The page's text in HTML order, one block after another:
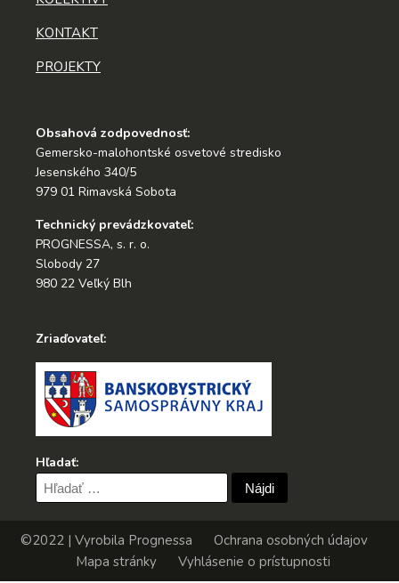
KONTAKT
PROJEKTY
Obsahová zodpovednosť:
Gemersko-malohontské osvetové stredisko
Jesenského 340/5
979 01 Rimavská Sobota
Technický prevádzkovateľ:
PROGNESSA, s. r. o.
Slobody 27
980 22 Veľký Blh
Zriaďovateľ:
Hľadať:
Hľadať:
©2022 | Vyrobila Prognessa
Ochrana osobných údajov
Mapa stránky
Vyhlásenie o prístupnosti